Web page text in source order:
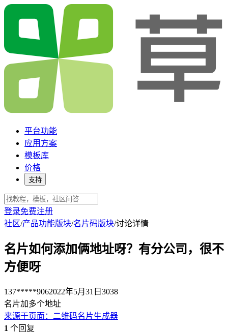
平台功能
应用方案
模板库
价格
支持
登录免费注册
社区/产品功能版块/名片码版块/讨论详情
名片如何添加俩地址呀？有分公司，很不
方便呀
137*****9062022年5月31日 3038
名片加多个地址
来源于页面 ： 二维码名片生成器
1 个回复